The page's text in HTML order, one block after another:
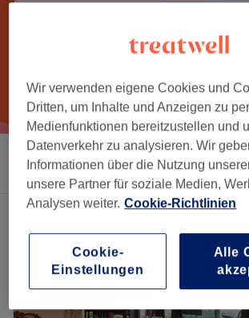
Sortieren nach Besonderheiten
Ein Salon, der anbietet:
Wir verwenden eigene Cookies und
Dritten, um Inhalte und Anzeigen zu
Medienfunktionen bereitzustellen und
Datenverkehr zu analysieren. Wir
Informationen über die Nutzung
unsere Partner für soziale Medien,
Analysen weiter. Cookie-Richtlinien
Alle
Cookie-
Einstellungen